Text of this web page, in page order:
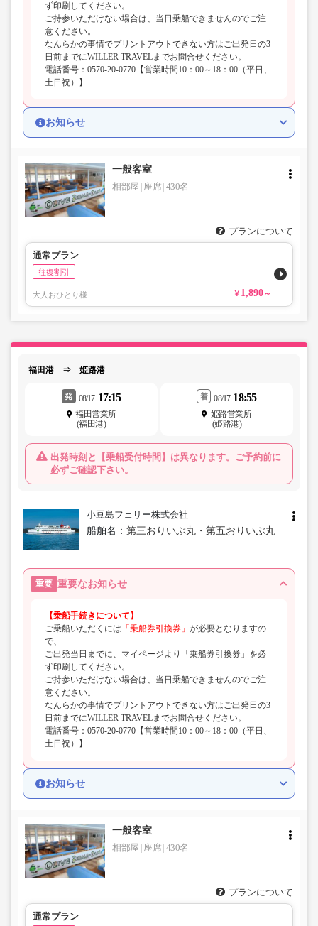
ず印刷してください。
ご持参いただけない場合は、当日乗船できませんのでご注
意ください。
なんらかの事情でプリントアウトできない方はご出発日の3
日前までにWILLER TRAVELまでお問合せください。
電話番号：0570-20-0770【営業時間10：00～18：00（平日、
土日祝）】
お知らせ
一般客室
相部屋 座席 430名
プランについて
通常プラン
往復割引
大人おひとり様 1,890
福田港 ⇒ 姫路港
発 08/17 17:15
福田営業所
(福田港)
出発時刻と【乗船受付時間】は異なります。ご予約前に
必ずご確認下さい。
着 08/17 18:55
姫路営業所
(姫路港)
小豆島フェリー株式会社
船舶名： 第三おりいぶ丸・第五おりいぶ丸
重要 重要なお知らせ
【乗船手続きについて】
ご乗船いただくには 「乗船券引換券」 が必要となりますの
で、
ご出発当日までに、マイページより「乗船券引換券」を必
ず印刷してください。
ご持参いただけない場合は、当日乗船できませんのでご注
意ください。
なんらかの事情でプリントアウトできない方はご出発日の3
日前までにWILLER TRAVELまでお問合せください。
電話番号：0570-20-0770【営業時間10：00～18：00（平日、
土日祝）】
お知らせ
一般客室
相部屋 座席 430名
プランについて
通常プラン